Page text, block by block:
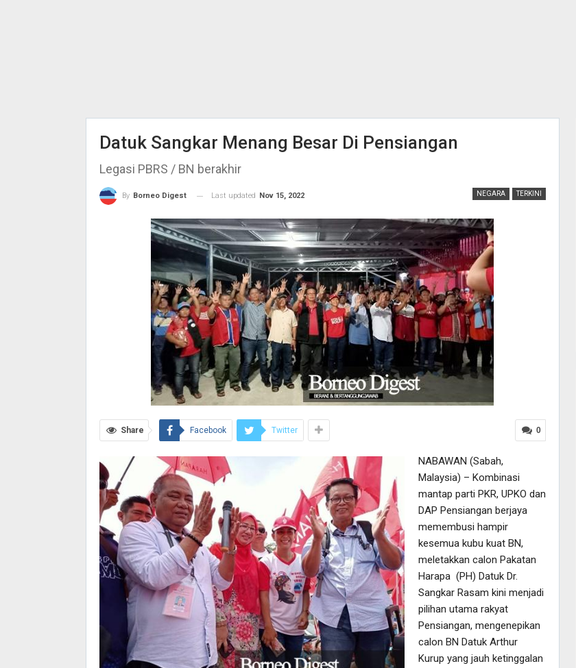
Datuk Sangkar Menang Besar Di Pensiangan
Legasi PBRS / BN berakhir
NEGARA TERKINI
By Borneo Digest Last updated Nov 15, 2022
0
Share Facebook Twitter
NABAWAN (Sabah,
Malaysia) – Kombinasi
mantap parti PKR, UPKO dan
DAP Pensiangan berjaya
memembusi hampir
kesemua kubu kuat BN,
meletakkan calon Pakatan
Harapa (PH) Datuk Dr.
Sangkar Rasam kini menjadi
pilihan utama rakyat
Pensiangan, mengenepikan
calon BN Datuk Arthur
Kurup yang jauh ketinggalan